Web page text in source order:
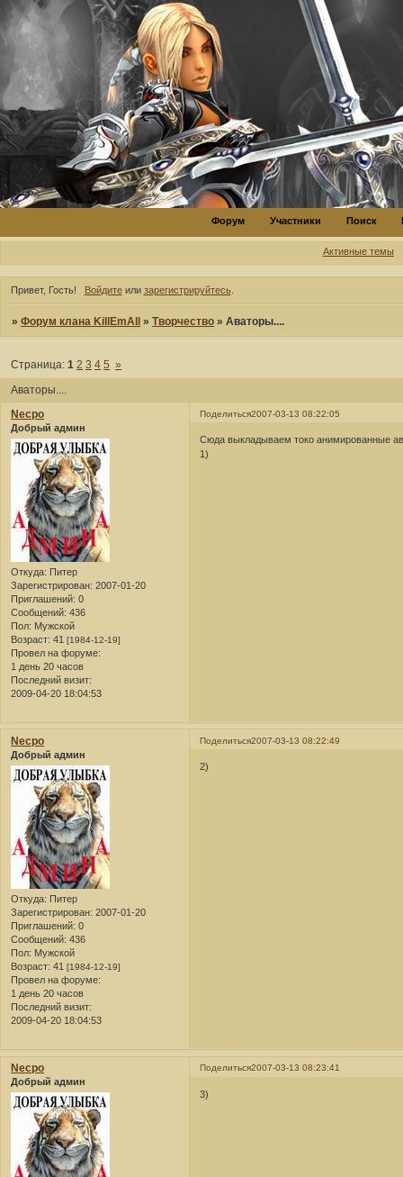
Форум Участники Поиск
Активные темы
Привет, Гость! Войдитеили зарегистрируйтесь.
»Форум клана KillEmAll »Творчество »Аваторы....
Аваторы....
Страница:1 2 3 4 5 »
Поделиться2007-03-13 08:22:05
Necpo
Добрый админ
Откуда: Питер
Зарегистрирован: 2007-01-20
Приглашений: 0
Сообщений: 436
Пол: Мужской
Возраст: 41 [1984-12-19]
Провел на форуме:
1 день 20 часов
Последний визит:
2009-04-20 18:04:53
Сюда выкладываем токо анимированные
1)
Поделиться2007-03-13 08:22:49
Necpo
Добрый админ
Откуда: Питер
Зарегистрирован: 2007-01-20
Приглашений: 0
Сообщений: 436
Пол: Мужской
Возраст: 41 [1984-12-19]
Провел на форуме:
1 день 20 часов
Последний визит:
2009-04-20 18:04:53
2)
Поделиться2007-03-13 08:23:41
Necpo
Добрый админ
3)